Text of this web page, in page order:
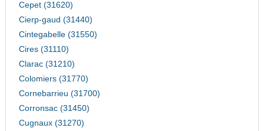
Cepet (31620)
Cierp-gaud (31440)
Cintegabelle (31550)
Cires (31110)
Clarac (31210)
Colomiers (31770)
Cornebarrieu (31700)
Corronsac (31450)
Cugnaux (31270)